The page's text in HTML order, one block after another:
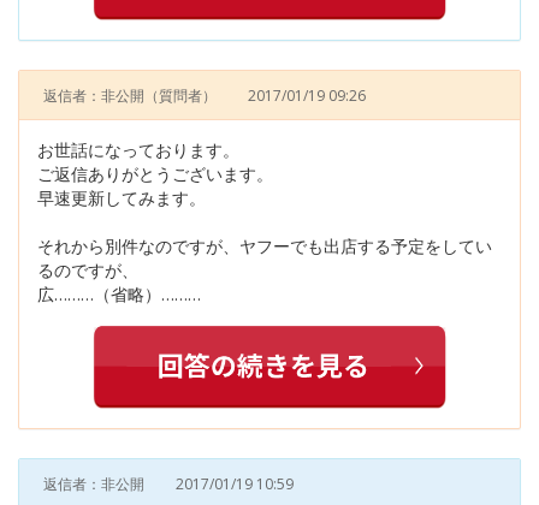
返信者：非公開 （質問者） 2017/01/19 09:26
お世話になっております。
ご返信ありがとうございます。
早速更新してみます。
それから別件なのですが、ヤフーでも出店する予定をしてい
るのですが、
広………（省略）………
返信者：非公開 2017/01/19 10:59